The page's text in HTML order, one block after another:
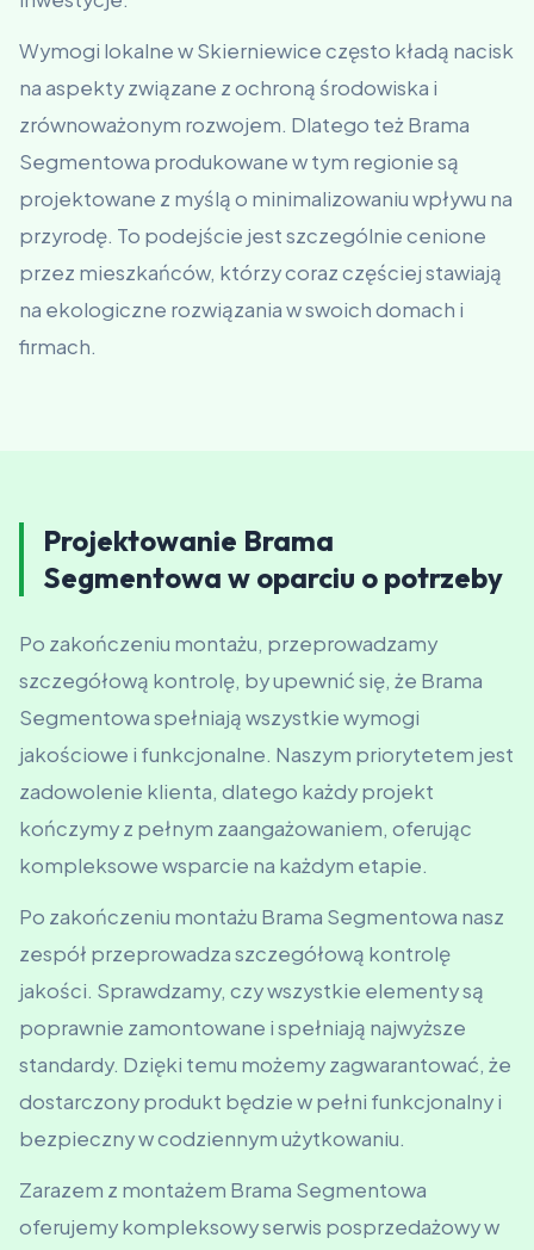
Wymogi lokalne w Skierniewice często kładą nacisk
na aspekty związane z ochroną środowiska i
zrównoważonym rozwojem. Dlatego też Brama
Segmentowa produkowane w tym regionie są
projektowane z myślą o minimalizowaniu wpływu na
przyrodę. To podejście jest szczególnie cenione
przez mieszkańców, którzy coraz częściej stawiają
na ekologiczne rozwiązania w swoich domach i
firmach.
Projektowanie Brama
Segmentowa w oparciu o potrzeby
Po zakończeniu montażu, przeprowadzamy
szczegółową kontrolę, by upewnić się, że Brama
Segmentowa spełniają wszystkie wymogi
jakościowe i funkcjonalne. Naszym priorytetem jest
zadowolenie klienta, dlatego każdy projekt
kończymy z pełnym zaangażowaniem, oferując
kompleksowe wsparcie na każdym etapie.
Po zakończeniu montażu Brama Segmentowa nasz
zespół przeprowadza szczegółową kontrolę
jakości. Sprawdzamy, czy wszystkie elementy są
poprawnie zamontowane i spełniają najwyższe
standardy. Dzięki temu możemy zagwarantować, że
dostarczony produkt będzie w pełni funkcjonalny i
bezpieczny w codziennym użytkowaniu.
Zarazem z montażem Brama Segmentowa
oferujemy kompleksowy serwis posprzedażowy w